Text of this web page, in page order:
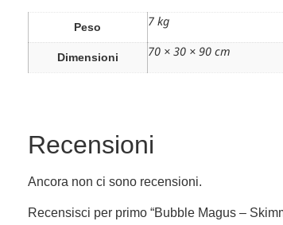
Peso 7 kg
Dimensioni 70 × 30 × 90 cm
Recensioni
Ancora non ci sono recensioni.
Recensisci per primo “Bubble Magus –